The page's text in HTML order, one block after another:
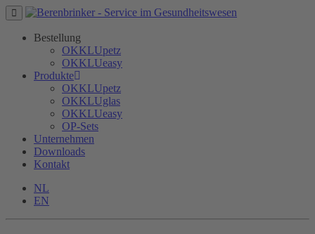
Bestellung
OKKLUpetz
OKKLUeasy
Produkte
OKKLUpetz
OKKLUglas
OKKLUeasy
OP-Sets
Unternehmen
Downloads
Kontakt
NL
EN